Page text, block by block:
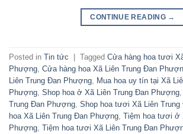
CONTINUE READING →
Posted in Tin tức Tagged Cửa hàng hoa tươi
Phượng Cửa hàng hoa Xã Liên Trung Đan
Liên Trung Đan Phượng
Mua hoa uy tín tại Xã
Phượng Shop hoa ở Xã Liên Trung Đan Phượng
Trung Đan Phượng Shop hoa tươi Xã Liên
hoa Xã Liên Trung Đan Phượng Tiệm hoa tươi ở
Phượng Tiệm hoa tươi Xã Liên Trung Đan